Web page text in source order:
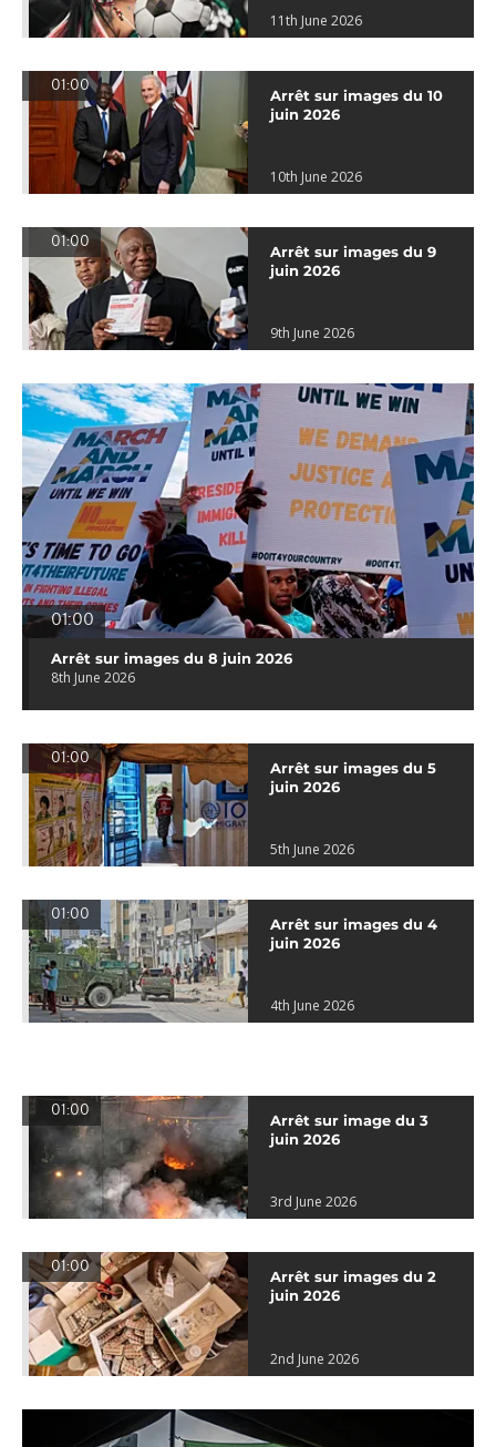
11th June 2026
01:00
Arrêt sur images du 10
juin 2026
10th June 2026
01:00
Arrêt sur images du 9
juin 2026
9th June 2026
01:00
Arrêt sur images du 8 juin 2026
8th June 2026
01:00
Arrêt sur images du 5
juin 2026
5th June 2026
01:00
Arrêt sur images du 4
juin 2026
4th June 2026
01:00
Arrêt sur image du 3
juin 2026
3rd June 2026
01:00
Arrêt sur images du 2
juin 2026
2nd June 2026